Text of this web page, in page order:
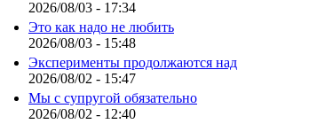
2026/08/03 - 17:34
Это как надо не любить
2026/08/03 - 15:48
Эксперименты продолжаются над
2026/08/02 - 15:47
Мы с супругой обязательно
2026/08/02 - 12:40